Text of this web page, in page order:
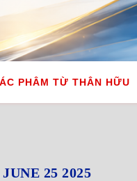
PHÂM TỪ THÂN HỮU
25 2025